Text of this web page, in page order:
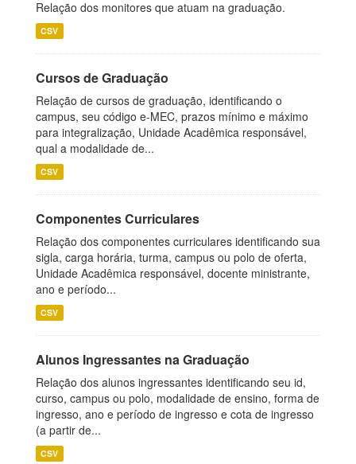
Relação dos monitores que atuam na graduação.
CSV
Cursos de Graduação
Relação de cursos de graduação, identificando o
campus, seu código e-MEC, prazos mínimo e máximo
para integralização, Unidade Acadêmica responsável,
qual a modalidade de...
CSV
Componentes Curriculares
Relação dos componentes curriculares identificando sua
sigla, carga horária, turma, campus ou polo de oferta,
Unidade Acadêmica responsável, docente ministrante,
ano e período...
CSV
Alunos Ingressantes na Graduação
Relação dos alunos ingressantes identificando seu id,
curso, campus ou polo, modalidade de ensino, forma de
ingresso, ano e período de ingresso e cota de ingresso
(a partir de...
CSV